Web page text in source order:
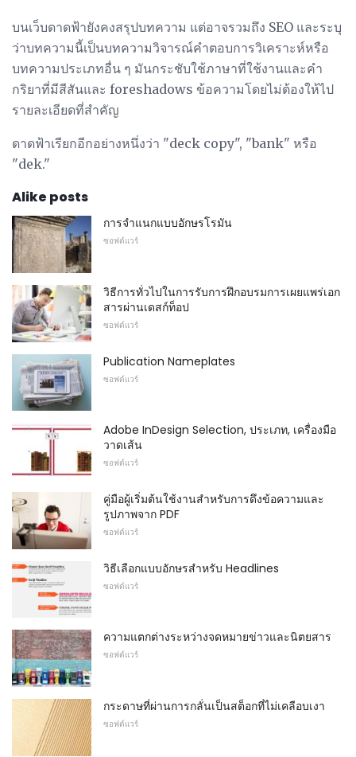
บนเว็บดาดฟ้ายังคงสรุปบทความ แต่อาจรวมถึง SEO และระบุ
ว่าบทความนี้เป็นบทความวิจารณ์คำตอบการวิเคราะห์หรือ
บทความประเภทอื่น ๆ มันกระชับใช้ภาษาที่ใช้งานและคำ
กริยาที่มีสีสันและ foreshadows ข้อความโดยไม่ต้องให้ไป
รายละเอียดที่สำคัญ
ดาดฟ้าเรียกอีกอย่างหนึ่งว่า "deck copy", "bank" หรือ
"dek."
Alike posts
การจำแนกแบบอักษรโรมัน
ซอฟต์แวร์
วิธีการทั่วไปในการรับการฝึกอบรมการเผยแพร่เอก
สารผ่านเดสก์ท็อป
ซอฟต์แวร์
Publication Nameplates
ซอฟต์แวร์
Adobe InDesign Selection, ประเภท, เครื่องมือ
วาดเส้น
ซอฟต์แวร์
คู่มือผู้เริ่มต้นใช้งานสำหรับการดึงข้อความและ
รูปภาพจาก PDF
ซอฟต์แวร์
วิธีเลือกแบบอักษรสำหรับ Headlines
ซอฟต์แวร์
ความแตกต่างระหว่างจดหมายข่าวและนิตยสาร
ซอฟต์แวร์
กระดาษที่ผ่านการกลั่นเป็นสต็อกที่ไม่เคลือบเงา
ซอฟต์แวร์